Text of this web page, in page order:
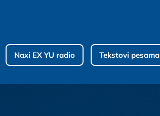
Naxi EX YU radio Tekstovi pesama